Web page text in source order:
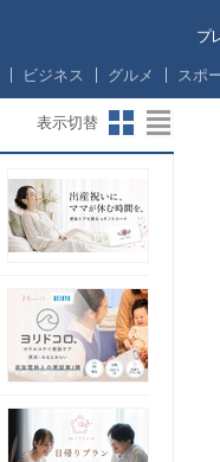
プ
ビジネス グルメ スポ
表示切替